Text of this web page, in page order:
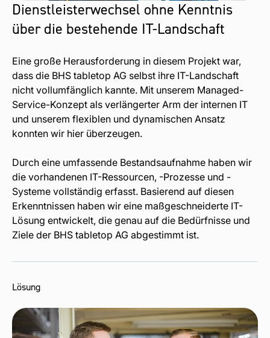
Dienstleisterwechsel ohne Kenntnis
über die bestehende IT-Landschaft
Eine große Herausforderung in diesem Projekt war,
dass die BHS tabletop AG selbst ihre IT-Landschaft
nicht vollumfänglich kannte. Mit unserem Managed-
Service-Konzept als verlängerter Arm der internen IT
und unserem flexiblen und dynamischen Ansatz
konnten wir hier überzeugen.
Durch eine umfassende Bestandsaufnahme haben wir
die vorhandenen IT-Ressourcen, -Prozesse und -
Systeme vollständig erfasst. Basierend auf diesen
Erkenntnissen haben wir eine maßgeschneiderte IT-
Lösung entwickelt, die genau auf die Bedürfnisse und
Ziele der BHS tabletop AG abgestimmt ist.
Lösung